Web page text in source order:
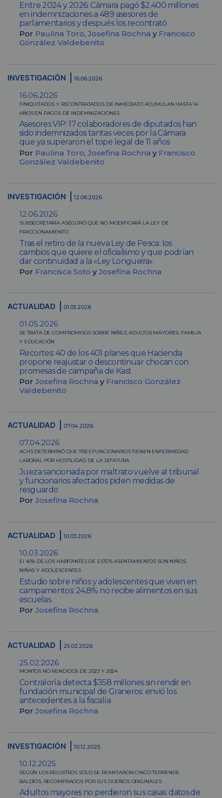
Entre 2024 y 2026: Cámara pagó $2.400 millones
en indemnizaciones a 489 asesores de
parlamentarios y después los recontrató
Por Paulina Toro, Josefina Rochna y Francisco
González Valdebenito
INVESTIGACIÓN 16.06.2026
16.06.2026
FINIQUITADOS Y RECONTRATADOS DE INMEDIATO ACUMULAN HASTA 14
AÑOS EN PAGOS DE INDEMNIZACIONES
Asesores VIP: 17 colaboradores de diputados han
sido indemnizados tantas veces por la Cámara
que ya superaron el tope legal de 11 años
Por Paulina Toro, Josefina Rochna y Francisco
González Valdebenito
INVESTIGACIÓN 12.06.2026
12.06.2026
SUBSECRETARÍA ASEGURÓ QUE NO MODIFICARÁ LA LEY DE
FRACCIONAMIENTO
Tras el retiro de la nueva Ley de Pesca: los
cambios que quiere el oficialismo y que podrían
dar continuidad a la «Ley Longueira»
Por Francisca Soto yJosefina Rochna
ACTUALIDAD 01.05.2026
01.05.2026
SE TRATA DE COMPROMISOS SOBRE NIÑEZ, ADULTOS MAYORES, FAMILIA
Y EDUCACIÓN
Recortes: 40 de los 401 planes que Hacienda
propone reajustar o descontinuar chocan con
promesas de campaña de Kast
Por Josefina Rochna y Francisco González
Valdebenito
ACTUALIDAD 07.04.2026
07.04.2026
ACHS DETERMINÓ QUE TRES FUNCIONARIOS TIENEN ENFERMEDAD
LABORAL POR HOSTILIDAD DE LA JEFATURA
Jueza sancionada por maltrato vuelve al tribunal
y funcionarios afectados piden medidas de
resguardo
Por Josefina Rochna
ACTUALIDAD 10.03.2026
10.03.2026
El 40% DE LOS HABITANTES DE ESTOS ASENTAMIENTOS SON NIÑOS,
NIÑAS Y ADOLESCENTES
Estudio sobre niños y adolescentes que viven en
campamentos: 24,8% no recibe alimentos en sus
escuelas
Por Josefina Rochna
ACTUALIDAD 25.02.2026
25.02.2026
MONTOS NO RENDIDOS DE 2023 Y 2024
Contraloría detecta $358 millones sin rendir en
fundación municipal de Graneros: envió los
antecedentes a la fiscalía
Por Josefina Rochna
INVESTIGACIÓN 10.12.2025
10.12.2025
SEGÚN LOS REGISTROS SOLO SE REMATARON CINCO TERRENOS
BALDÍOS, RECOMPRADOS POR SUS DUEÑOS ORIGINALES
Adultos mayores no perdieron sus casas: datos de